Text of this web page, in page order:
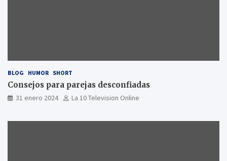
BLOG HUMOR SHORT
Consejos para parejas desconfiadas
31 enero 2024 La 10 Television Online